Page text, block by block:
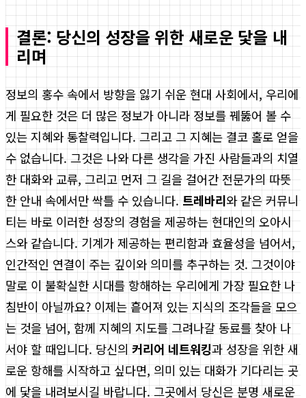
결론: 당신의 성장을 위한 새로운 닻을 내
리며
정보의 홍수 속에서 방향을 잃기 쉬운 현대 사회에서, 우리에
게 필요한 것은 더 많은 정보가 아니라 정보를 꿰뚫어 볼 수
있는 지혜와 통찰력입니다. 그리고 그 지혜는 결코 홀로 얻을
수 없습니다. 그것은 나와 다른 생각을 가진 사람들과의 치열
한 대화와 교류, 그리고 먼저 그 길을 걸어간 전문가의 따뜻
한 안내 속에서만 싹틀 수 있습니다. 트레바리와 같은 커뮤니
티는 바로 이러한 성장의 경험을 제공하는 현대인의 오아시
스와 같습니다. 기계가 제공하는 편리함과 효율성을 넘어서,
인간적인 연결이 주는 깊이와 의미를 추구하는 것. 그것이야
말로 이 불확실한 시대를 항해하는 우리에게 가장 필요한 나
침반이 아닐까요? 이제는 흩어져 있는 지식의 조각들을 모으
는 것을 넘어, 함께 지혜의 지도를 그려나갈 동료를 찾아 나
서야 할 때입니다. 당신의 커리어 네트워킹과 성장을 위한 새
로운 항해를 시작하고 싶다면, 의미 있는 대화가 기다리는 곳
에 닻을 내려보시길 바랍니다. 그곳에서 당신은 분명 새로운